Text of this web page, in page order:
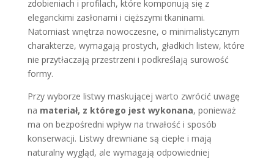
zdobieniach i profilach, które komponują się z
eleganckimi zasłonami i cięższymi tkaninami.
Natomiast wnętrza nowoczesne, o minimalistycznym
charakterze, wymagają prostych, gładkich listew, które
nie przytłaczają przestrzeni i podkreślają surowość
formy.
Przy wyborze listwy maskującej warto zwrócić uwagę
na materiał, z którego jest wykonana, ponieważ
ma on bezpośredni wpływ na trwałość i sposób
konserwacji. Listwy drewniane są ciepłe i mają
naturalny wygląd, ale wymagają odpowiedniej